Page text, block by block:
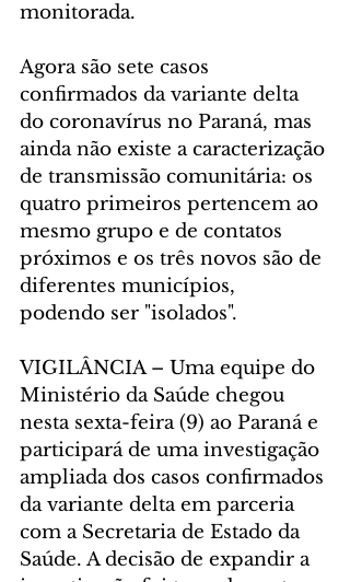
monitorada.
Agora são sete casos
confirmados da variante delta
do coronavírus no Paraná, mas
ainda não existe a caracterização
de transmissão comunitária: os
quatro primeiros pertencem ao
mesmo grupo e de contatos
próximos e os três novos são de
diferentes municípios,
podendo ser "isolados".
VIGILÂNCIA – Uma equipe do
Ministério da Saúde chegou
nesta sexta-feira (9) ao Paraná e
participará de uma investigação
ampliada dos casos confirmados
da variante delta em parceria
com a Secretaria de Estado da
Saúde. A decisão de expandir a